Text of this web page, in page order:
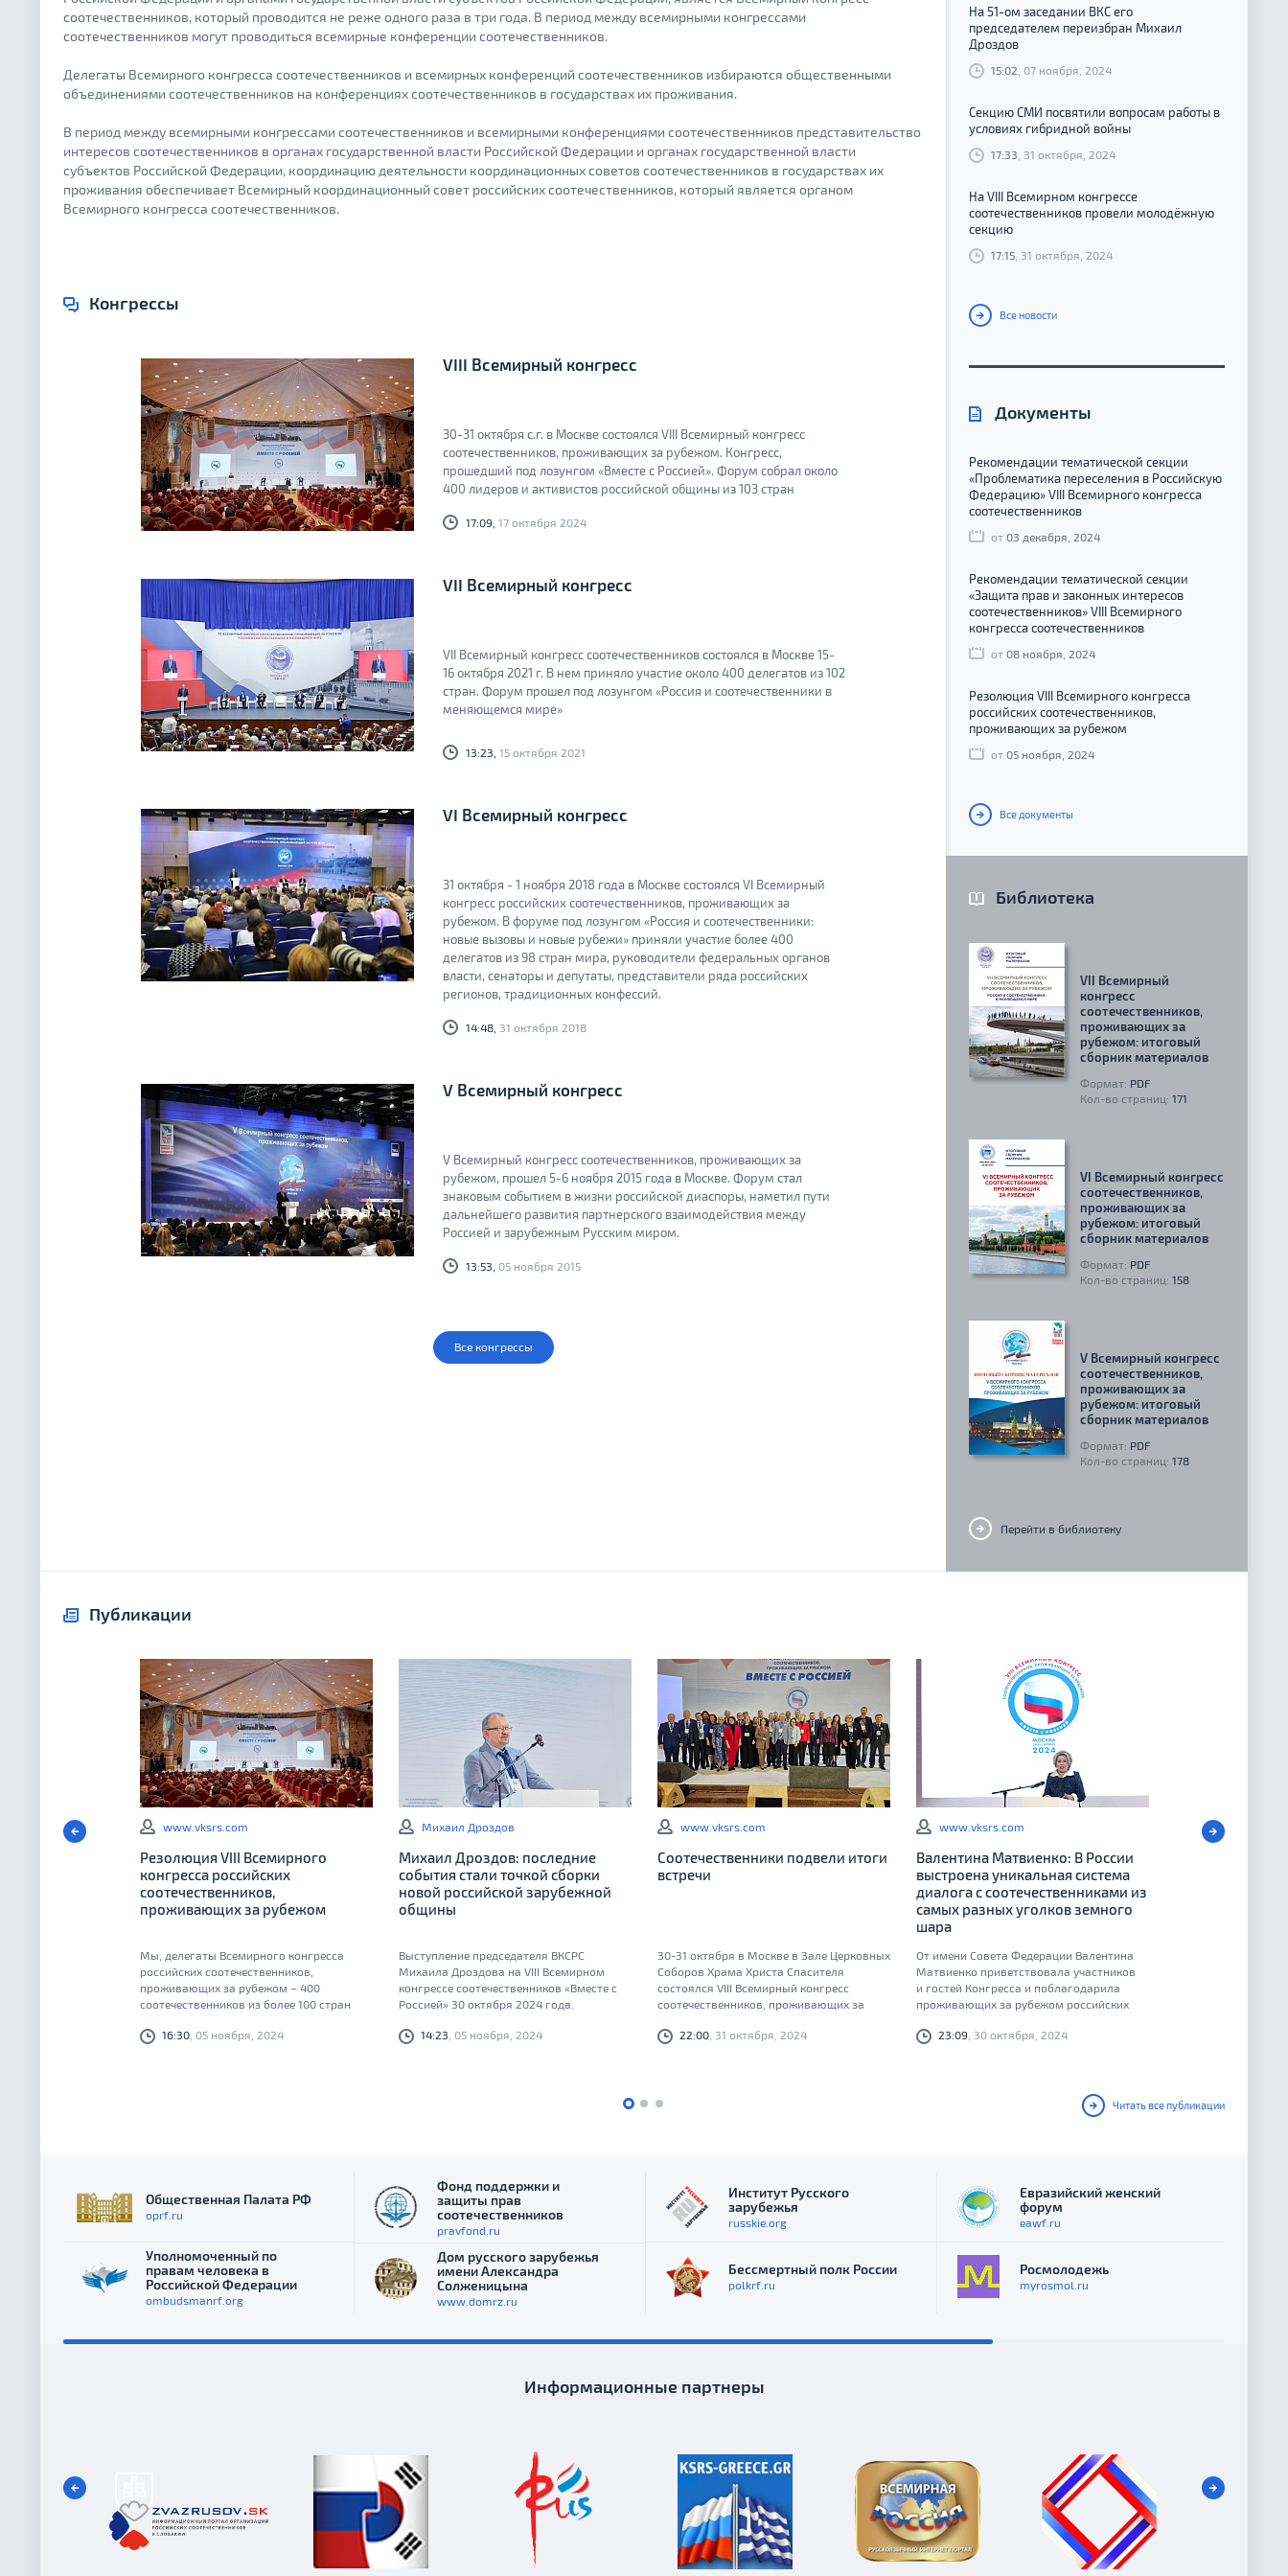
соотечественников, который проводится не реже одного раза в три года. В период между всемирными конгрессами
соотечественников могут проводиться всемирные конференции соотечественников.
Делегаты Всемирного конгресса соотечественников и всемирных конференций соотечественников избираются общественными
объединениями соотечественников на конференциях соотечественников в государствах их проживания.
В период между всемирными конгрессами соотечественников и всемирными конференциями соотечественников представительство
интересов соотечественников в органах государственной власти Российской Федерации и органах государственной власти
субъектов Российской Федерации, координацию деятельности координационных советов соотечественников в государствах их
проживания обеспечивает Всемирный координационный совет российских соотечественников, который является органом
Всемирного конгресса соотечественников.
Конгрессы
VIII Всемирный конгресс
30-31 октября с.г. в Москве состоялся VIII Всемирный конгресс
соотечественников, проживающих за рубежом. Конгресс,
прошедший под лозунгом «Вместе с Россией». Форум собрал около
400 лидеров и активистов российской общины из 103 стран
17:09, 17 октября 2024
VII Всемирный конгресс
VII Всемирный конгресс соотечественников состоялся в Москве 15-
16 октября 2021 г. В нем приняло участие около 400 делегатов из 102
стран. Форум прошел под лозунгом «Россия и соотечественники в
меняющемся мире»
13:23, 15 октября 2021
VI Всемирный конгресс
31 октября - 1 ноября 2018 года в Москве состоялся VI Всемирный
конгресс российских соотечественников, проживающих за
рубежом. В форуме под лозунгом «Россия и соотечественники:
новые вызовы и новые рубежи» приняли участие более 400
делегатов из 98 стран мира, руководители федеральных органов
власти, сенаторы и депутаты, представители ряда российских
регионов, традиционных конфессий.
14:48, 31 октября 2018
V Всемирный конгресс
V Всемирный конгресс соотечественников, проживающих за
рубежом, прошел 5-6 ноября 2015 года в Москве. Форум стал
знаковым событием в жизни российской диаспоры, наметил пути
дальнейшего развития партнерского взаимодействия между
Россией и зарубежным Русским миром.
13:53, 05 ноября 2015
Все конгрессы
На 51-ом заседании ВКС его
председателем переизбран Михаил
Дроздов
15:02 , 07 ноября, 2024
Секцию СМИ посвятили вопросам работы в
условиях гибридной войны
17:33 , 31 октября, 2024
На VIII Всемирном конгрессе
соотечественников провели молодёжную
секцию
17:15 , 31 октября, 2024
Все новости
Документы
Рекомендации тематической секции
«Проблематика переселения в Российскую
Федерацию» VIII Всемирного конгресса
соотечественников
от 03 декабря, 2024
Рекомендации тематической секции
«Защита прав и законных интересов
соотечественников» VIII Всемирного
конгресса соотечественников
от 08 ноября, 2024
Резолюция VIII Всемирного конгресса
российских соотечественников,
проживающих за рубежом
от 05 ноября, 2024
Все документы
Библиотека
VII Всемирный
конгресс
соотечественников,
проживающих за
рубежом: итоговый
сборник материалов
Формат: PDF
Кол-во страниц: 171
VI Всемирный конгресс
соотечественников,
проживающих за
рубежом: итоговый
сборник материалов
Формат: PDF
Кол-во страниц: 158
V Всемирный конгресс
соотечественников,
проживающих за
рубежом: итоговый
сборник материалов
Формат: PDF
Кол-во страниц: 178
Перейти в библиотеку
Публикации
www.vksrs.com
Резолюция VIII Всемирного
конгресса российских
соотечественников,
проживающих за рубежом
Мы, делегаты Всемирного конгресса
российских соотечественников,
проживающих за рубежом – 400
соотечественников из более 100 стран
Федерации за организацию форума в
16:30 , 05 ноября, 2024
Михаил Дроздов
Михаил Дроздов: последние
события стали точкой сборки
новой российской зарубежной
общины
Выступление председателя ВКСРС
Михаила Дроздова на VIII Всемирном
конгрессе соотечественников «Вместе с
Россией» 30 октября 2024 года.
14:23 , 05 ноября, 2024
www.vksrs.com
Соотечественники подвели итоги
встречи
30-31 октября в Москве в Зале Церковных
Соборов Храма Христа Спасителя
состоялся VIII Всемирный конгресс
соотечественников, проживающих за
«Вместе с Россией» приняли участие 400
представители федеральных органов
22:00 , 31 октября, 2024
www.vksrs.com
Валентина Матвиенко: В России
выстроена уникальная система
диалога с соотечественниками из
самых разных уголков земного
шара
От имени Совета Федерации Валентина
Матвиенко приветствовала участников
и гостей Конгресса и поблагодарила
проживающих за рубежом российских
контактов с Россией
23:09 , 30 октября, 2024
Читать все публикации
Общественная Палата РФ
oprf.ru
Уполномоченный по
правам человека в
Российской Федерации
ombudsmanrf.org
Фонд поддержки и
защиты прав
соотечественников
pravfond.ru
Дом русского зарубежья
имени Александра
Солженицына
www.domrz.ru
Институт Русского
зарубежья
russkie.org
Бессмертный полк России
polkrf.ru
Евразийский женский
форум
eawf.ru
Росмолодежь
myrosmol.ru
Информационные партнеры